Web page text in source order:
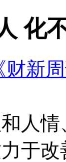
化
财新
人
于